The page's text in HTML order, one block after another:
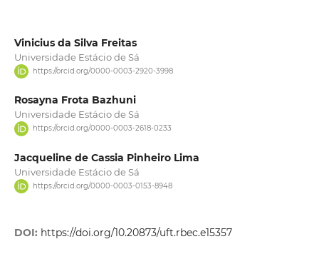
Vinicius da Silva Freitas
Universidade Estácio de Sá
https://orcid.org/0000-0003-2920-3998
Rosayna Frota Bazhuni
Universidade Estácio de Sá
https://orcid.org/0000-0003-2618-0233
Jacqueline de Cassia Pinheiro Lima
Universidade Estácio de Sá
https://orcid.org/0000-0003-0153-8948
DOI: https://doi.org/10.20873/uft.rbec.e15357